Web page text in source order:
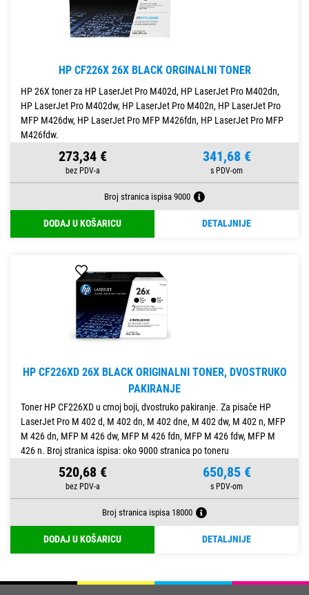
HP CF226X 26X BLACK ORGINALNI TONER
HP 26X toner za HP LaserJet Pro M402d, HP LaserJet Pro M402dn,
HP LaserJet Pro M402dw, HP LaserJet Pro M402n, HP LaserJet Pro
MFP M426dw, HP LaserJet Pro MFP M426fdn, HP LaserJet Pro MFP
M426fdw.
273,34 € 341,68 €
Broj stranica ispisa 9000
DODAJ U KOŠARICU DETALJNIJE
HP CF226XD 26X BLACK ORIGINALNI TONER, DVOSTRUKO
PAKIRANJE
Toner HP CF226XD u crnoj boji, dvostruko pakiranje. Za pisače HP
LaserJet Pro M 402 d, M 402 dn, M 402 dne, M 402 dw, M 402 n, MFP
M 426 dn, MFP M 426 dw, MFP M 426 fdn, MFP M 426 fdw, MFP M
426 n. Broj stranica ispisa: oko 9000 stranica po toneru
520,68 € 650,85 €
Broj stranica ispisa 18000
DODAJ U KOŠARICU DETALJNIJE